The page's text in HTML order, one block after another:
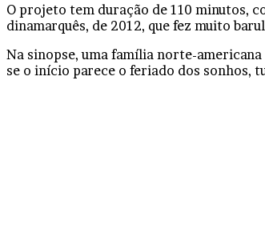
O projeto tem duração de 110 minutos,
dinamarquês, de 2012, que fez muito
Na sinopse, uma família norte-
se o início parece o feriado dos sonhos,